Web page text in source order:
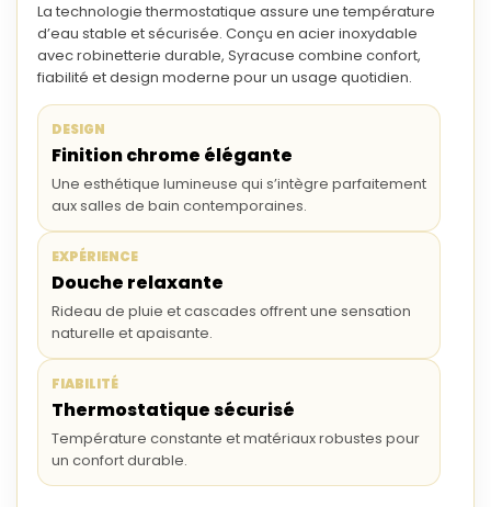
La technologie thermostatique assure une température
d’eau stable et sécurisée. Conçu en acier inoxydable
avec robinetterie durable, Syracuse combine confort,
fiabilité et design moderne pour un usage quotidien.
DESIGN
Finition chrome élégante
Une esthétique lumineuse qui s’intègre parfaitement
aux salles de bain contemporaines.
EXPÉRIENCE
Douche relaxante
Rideau de pluie et cascades offrent une sensation
naturelle et apaisante.
FIABILITÉ
Thermostatique sécurisé
Température constante et matériaux robustes pour
un confort durable.